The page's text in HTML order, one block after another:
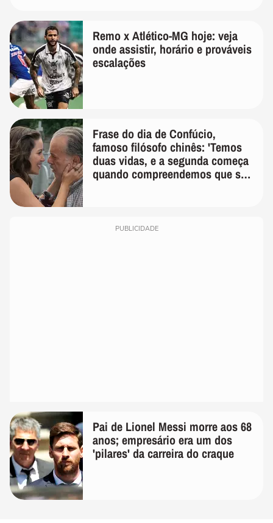
Remo x Atlético-MG hoje: veja
onde assistir, horário e prováveis
escalações
Frase do dia de Confúcio,
famoso filósofo chinês: 'Temos
duas vidas, e a segunda começa
quando compreendemos que só
PUBLICIDADE
Pai de Lionel Messi morre aos 68
anos; empresário era um dos
'pilares' da carreira do craque